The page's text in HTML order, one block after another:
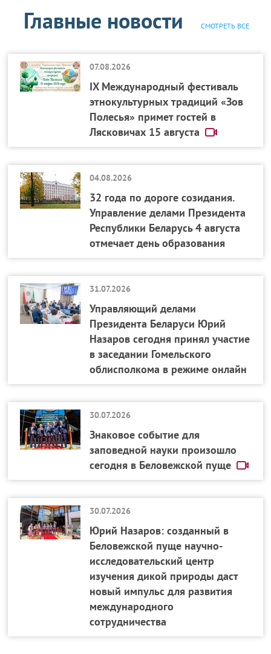
сохранность и развитие уникальных заповедных
мест страны, белорусских народных промыслов,
проведение государственной политики в
гуманитарной деятельности.
ремесел. На предприятиях сохранены традиции
швейного и ткацкого производств, гончарного
«БелЭкспо», на площадке которого ежегодно
проводится множество выставок и деловых
Республиканский клинический медицинский
центр, Центр гигиены и эпидемиологии и сеть
Главные новости СМОТРЕТЬ ВСЕ
07.08.2026
IX Международный фестиваль
этнокультурных традиций «Зов
Полесья» примет гостей в
Лясковичах 15 августа
04.08.2026
32 года по дороге созидания.
Управление делами Президента
Республики Беларусь 4 августа
отмечает день образования
31.07.2026
Управляющий делами
Президента Беларуси Юрий
Назаров сегодня принял участие
в заседании Гомельского
облисполкома в режиме онлайн
30.07.2026
Знаковое событие для
заповедной науки произошло
сегодня в Беловежской пуще
30.07.2026
Юрий Назаров: созданный в
Беловежской пуще научно-
исследовательский центр
изучения дикой природы даст
новый импульс для развития
международного
сотрудничества